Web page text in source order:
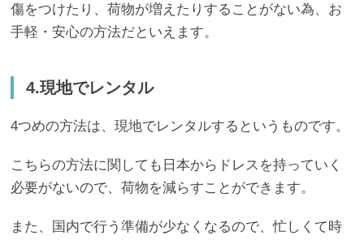
傷をつけたり、荷物が増えたりすることがない為、お
手軽・安心の方法だといえます。
4.現地でレンタル
4つめの方法は、現地でレンタルするというものです。
こちらの方法に関しても日本からドレスを持っていく
必要がないので、荷物を減らすことができます。
また、国内で行う準備が少なくなるので、忙しくて時